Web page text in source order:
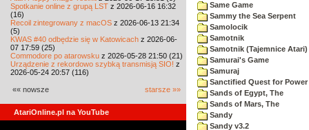
Spotkanie online z grupą LST z 2026-06-16 16:32
(16)
Recoil zintegrowany z macOS z 2026-06-13 21:34
(5)
KWAS #40 odbędzie się w Katowicach z 2026-06-
07 17:59 (25)
Commodore po atarowsku z 2026-05-28 21:50 (21)
Urządzenie z rekordowo szybką transmisją SIO! z
2026-05-24 20:57 (116)
«« nowsze starsze »»
AtariOnline.pl na YouTube
Same Game
Sammy the Sea Serpent
Samolocik
Samotnik
Samotnik (Tajemnice Atari)
Samurai's Game
Samuraj
Sanctified Quest for Power
Sands of Egypt, The
Sands of Mars, The
Sandy
Sandy v3.2